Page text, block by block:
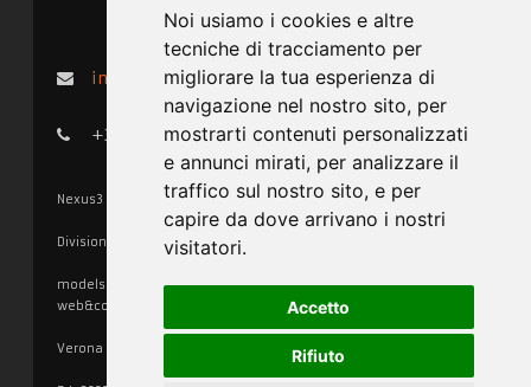
Noi usiamo i cookies e altre
tecniche di tracciamento per
migliorare la tua esperienza di
navigazione nel nostro sito, per
mostrarti contenuti personalizzati
e annunci mirati, per analizzare il
traffico sul nostro sito, e per
capire da dove arrivano i nostri
visitatori.
Accetto
Rifiuto
info@nexus3management.com
+39 3476898441
Nexus3 Models & Events
Divisione di Nexus3 s.r.l.
models&events • audio&videoproductions •
web&communication
Verona